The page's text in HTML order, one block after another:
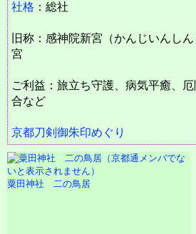
社格 ：総社
旧称：感神院新宮（かんじいんし
宮
ご利益：旅立ち守護、病気平癒、
合など
京都刀剣御朱印めぐり
粟田神社 二の鳥居